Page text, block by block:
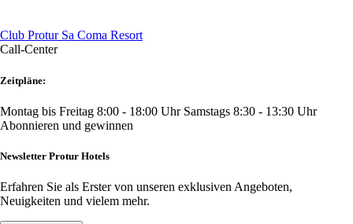
Club Protur Sa Coma Resort
Call-Center
Zeitpläne:
Montag bis Freitag 8:00 - 18:00 Uhr Samstags 8:30 - 13:30 Uhr
Abonnieren und gewinnen
Newsletter Protur Hotels
Erfahren Sie als Erster von unseren exklusiven Angeboten,
Neuigkeiten und vielem mehr.